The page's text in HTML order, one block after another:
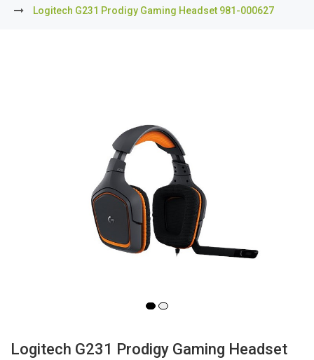
Logitech G231 Prodigy Gaming Headset 981-000627
Logitech G231 Prodigy Gaming Headset